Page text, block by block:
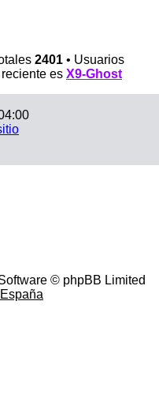
2401 • Usuarios
es X9-Ghost
© phpBB Limited